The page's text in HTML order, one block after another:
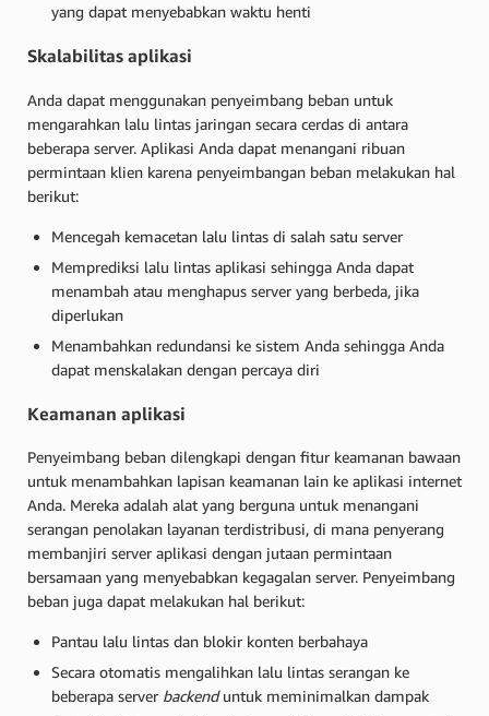
yang dapat menyebabkan waktu henti
Skalabilitas aplikasi
Anda dapat menggunakan penyeimbang beban untuk
mengarahkan lalu lintas jaringan secara cerdas di antara
beberapa server. Aplikasi Anda dapat menangani ribuan
permintaan klien karena penyeimbangan beban melakukan hal
berikut:
Mencegah kemacetan lalu lintas di salah satu server
Memprediksi lalu lintas aplikasi sehingga Anda dapat
menambah atau menghapus server yang berbeda, jika
diperlukan
Menambahkan redundansi ke sistem Anda sehingga Anda
dapat menskalakan dengan percaya diri
Keamanan aplikasi
Penyeimbang beban dilengkapi dengan fitur keamanan bawaan
untuk menambahkan lapisan keamanan lain ke aplikasi internet
Anda. Mereka adalah alat yang berguna untuk menangani
serangan penolakan layanan terdistribusi, di mana penyerang
membanjiri server aplikasi dengan jutaan permintaan
bersamaan yang menyebabkan kegagalan server. Penyeimbang
beban juga dapat melakukan hal berikut:
Pantau lalu lintas dan blokir konten berbahaya
Secara otomatis mengalihkan lalu lintas serangan ke
beberapa server backenduntuk meminimalkan dampak